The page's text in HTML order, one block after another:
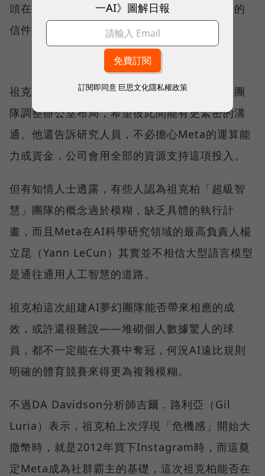
頭在招募人才時很有影響力，比匿名獵頭發送的
信件更有吸引力。
祖克柏非常積極參與整個招募過程，還為了新團
隊調整辦公室布局，希望彼此間能有更緊密的溝
通。他還告訴研究人員，不必擔心Meta的運算能
力或資金，公司會用全部的資源支持這項投入。
但有知情人士透露，有些人認為祖克柏「超級智
慧」團隊的概念過於模糊，缺乏具體的執行計
畫，而且Meta在AI科學研究領域的最高負責人楊
立昆（Yann LeCun）其實並不相信大型語言模型
是通往通用人工智慧的道路。
祖克柏這次組建AI夢幻團隊能否帶來相應的成
效，或許還很難說——堆砌個人數據驚人的球
員，都不一定能在大賽中奪冠，何況AI遠比規則
明確的體育競賽來得更為複雜模糊。
不過DA Davidson分析師吉爾．路利亞（Gil
Luria）表示，祖克柏上次浮現「危機感」開始大
撒幣時，就是2012年買下Instagram時，而這奠
定Meta成為社群霸主的基礎，這次祖克柏能否在
一AI》圖解日報
訂閱即同意 巨思文化隱私權政策